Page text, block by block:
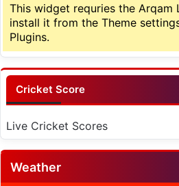
This widget requries the Arqam
install it from the Theme
Plugins.
Cricket Score
Live Cricket Scores
Weather